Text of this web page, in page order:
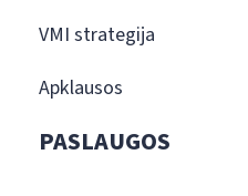
VMI strategija
Apklausos
PASLAUGOS